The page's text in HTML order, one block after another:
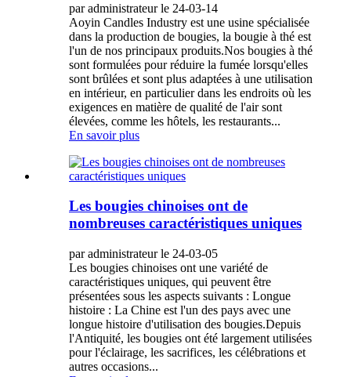
par administrateur le 24-03-14
Aoyin Candles Industry est une usine spécialisée
dans la production de bougies, la bougie à thé est
l'un de nos principaux produits.Nos bougies à thé
sont formulées pour réduire la fumée lorsqu'elles
sont brûlées et sont plus adaptées à une utilisation
en intérieur, en particulier dans les endroits où les
exigences en matière de qualité de l'air sont
élevées, comme les hôtels, les restaurants...
En savoir plus
Les bougies chinoises ont de
nombreuses caractéristiques uniques
par administrateur le 24-03-05
Les bougies chinoises ont une variété de
caractéristiques uniques, qui peuvent être
présentées sous les aspects suivants : Longue
histoire : La Chine est l'un des pays avec une
longue histoire d'utilisation des bougies.Depuis
l'Antiquité, les bougies ont été largement utilisées
pour l'éclairage, les sacrifices, les célébrations et
autres occasions...